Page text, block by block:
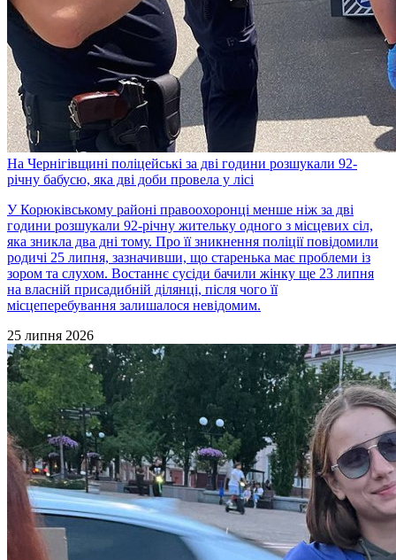
На Чернігівщині поліцейські за дві години розшукали 92-
річну бабусю, яка дві доби провела у лісі
У Корюківському районі правоохоронці менше ніж за дві
години розшукали 92-річну жительку одного з місцевих сіл,
яка зникла два дні тому. Про її зникнення поліції повідомили
родичі 25 липня, зазначивши, що старенька має проблеми із
зором та слухом. Востаннє сусіди бачили жінку ще 23 липня
на власній присадибній ділянці, після чого її
місцеперебування залишалося невідомим.
25 липня 2026